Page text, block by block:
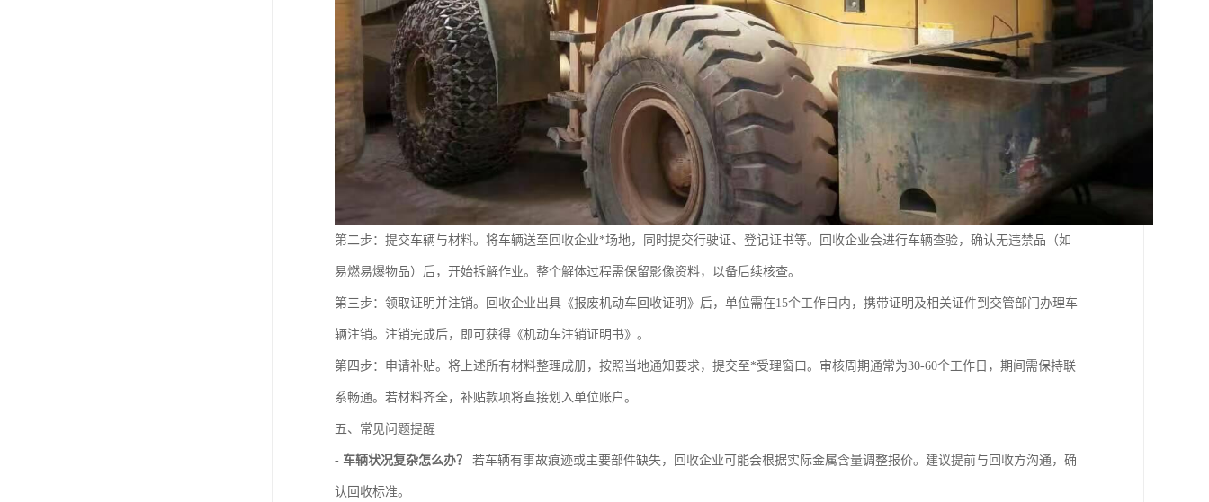
第二步：提交车辆与材料。将车辆送至回收企业*场地，同时提交行驶证、登记证书等。回收企业会进行车辆查验，确认无违禁品（如
易燃易爆物品）后，开始拆解作业。整个解体过程需保留影像资料，以备后续核查。
第三步：领取证明并注销。回收企业出具《报废机动车回收证明》后，单位需在15个工作日内，携带证明及相关证件到交管部门办理车
辆注销。注销完成后，即可获得《机动车注销证明书》。
第四步：申请补贴。将上述所有材料整理成册，按照当地通知要求，提交至*受理窗口。审核周期通常为30-60个工作日，期间需保持联
系畅通。若材料齐全，补贴款项将直接划入单位账户。
五、常见问题提醒
- 车辆状况复杂怎么办？ 若车辆有事故痕迹或主要部件缺失，回收企业可能会根据实际金属含量调整报价。建议提前与回收方沟通，确
认回收标准。